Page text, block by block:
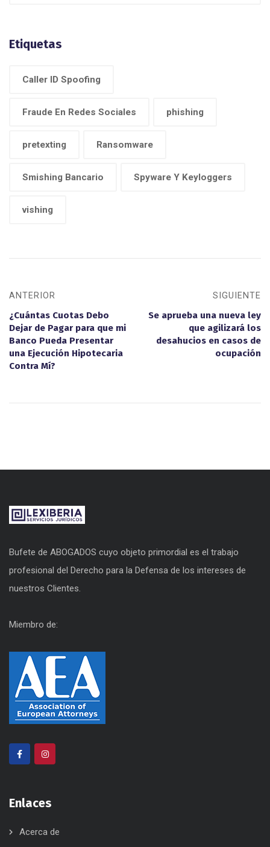
Etiquetas
Caller ID Spoofing
Fraude En Redes Sociales phishing
pretexting Ransomware
Smishing Bancario Spyware Y Keyloggers
vishing
ANTERIOR
¿Cuántas Cuotas Debo
Dejar de Pagar para que mi
Banco Pueda Presentar
una Ejecución Hipotecaria
Contra Mí?
SIGUIENTE
Se aprueba una nueva ley
que agilizará los
desahucios en casos de
ocupación
Bufete de ABOGADOS cuyo objeto primordial es el trabajo
profesional del Derecho para la Defensa de los intereses de
nuestros Clientes.
Miembro de:
Enlaces
Acerca de